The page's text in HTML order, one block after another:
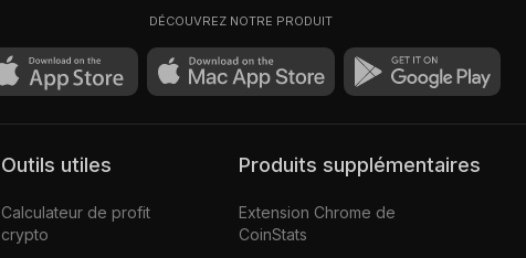
DÉCOUVREZ NOTRE PRODUIT
Outils utiles
Calculateur de profit
crypto
Produits supplémentaires
Extension Chrome de
CoinStats